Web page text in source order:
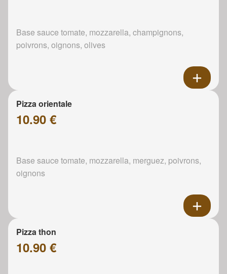
Base sauce tomate, mozzarella, champignons,
poivrons, oignons, olives
Pizza orientale
10.90 €
Base sauce tomate, mozzarella, merguez, poivrons,
oignons
Pizza thon
10.90 €